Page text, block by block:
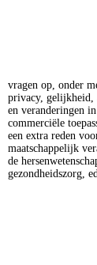
gezondheidszorg,